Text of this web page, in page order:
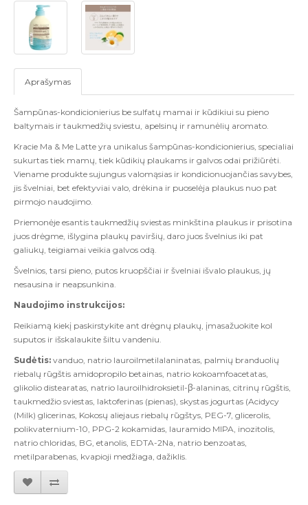
Aprašymas
Šampūnas-kondicionierius be sulfatų mamai ir kūdikiui su pieno
baltymais ir taukmedžių sviestu, apelsinų ir ramunėlių aromato.
Kracie Ma & Me Latte yra unikalus šampūnas-kondicionierius, specialiai
sukurtas tiek mamų, tiek kūdikių plaukams ir galvos odai prižiūrėti.
Viename produkte sujungus valomąsias ir kondicionuojančias savybes,
jis švelniai, bet efektyviai valo, drėkina ir puoselėja plaukus nuo pat
pirmojo naudojimo.
Priemonėje esantis taukmedžių sviestas minkština plaukus ir prisotina
juos drėgme, išlygina plaukų paviršių, daro juos švelnius iki pat
galiukų, teigiamai veikia galvos odą.
Švelnios, tarsi pieno, putos kruopščiai ir švelniai išvalo plaukus, jų
nesausina ir neapsunkina.
Naudojimo instrukcijos:
Reikiamą kiekį paskirstykite ant drėgnų plaukų, įmasažuokite kol
suputos ir išskalaukite šiltu vandeniu.
Sudėtis: vanduo, natrio lauroilmetilalaninatas, palmių branduolių
riebalų rūgštis amidopropilo betainas, natrio kokoamfoacetatas,
glikolio distearatas, natrio lauroilhidroksietil-β-alaninas, citrinų rūgštis,
taukmedžio sviestas, laktoferinas (pienas), skystas jogurtas (Acidycy
(Milk) glicerinas, Kokosų aliejaus riebalų rūgštys, PEG-7, glicerolis,
polikvaternium-10, PPG-2 kokamidas, lauramido MIPA, inozitolis,
natrio chloridas, BG, etanolis, EDTA-2Na, natrio benzoatas,
metilparabenas, kvapioji medžiaga, dažiklis.